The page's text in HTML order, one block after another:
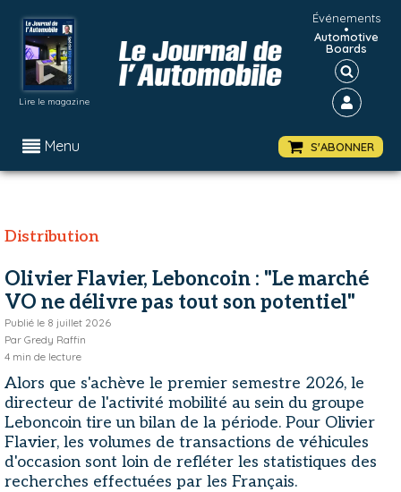
Lire le magazine
Événements
•
Automotive
Boards
Menu S'ABONNER
Distribution
Olivier Flavier, Leboncoin : "Le marché
VO ne délivre pas tout son potentiel"
Publié le 8 juillet 2026
Par Gredy Raffin
4 min de lecture
Alors que s'achève le premier semestre 2026, le
directeur de l'activité mobilité au sein du groupe
Leboncoin tire un bilan de la période. Pour Olivier
Flavier, les volumes de transactions de véhicules
d'occasion sont loin de refléter les statistiques des
recherches effectuées par les Français.